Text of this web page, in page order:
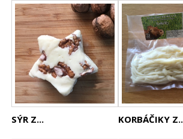
SÝR Z... KORBÁČIKY